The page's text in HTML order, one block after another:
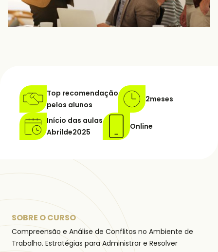
Top recomendação
pelos alunos
2meses
Início das aulas
Abrilde2025
Online
SOBRE O CURSO
Compreensão e Análise de Conflitos no Ambiente de
Trabalho. Estratégias para Administrar e Resolver